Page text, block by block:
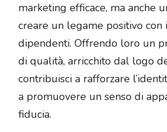
marketing efficace, ma anche
creare un legame positivo con
dipendenti. Offrendo loro un
di qualità, arricchito dal logo
contribuisci a rafforzare
a promuovere un senso di
fiducia.